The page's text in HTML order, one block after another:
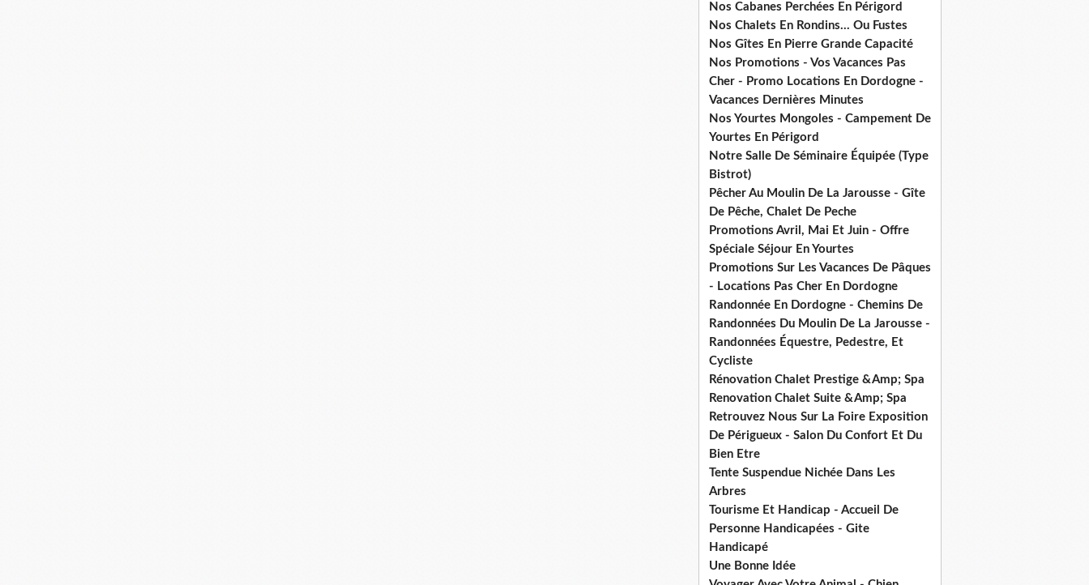
Nos Cabanes Perchées En Périgord
Nos Chalets En Rondins... Ou Fustes
Nos Gîtes En Pierre Grande Capacité
Nos Promotions - Vos Vacances Pas
Cher - Promo Locations En Dordogne -
Vacances Dernières Minutes
Nos Yourtes Mongoles - Campement De
Yourtes En Périgord
Notre Salle De Séminaire Équipée (Type
Bistrot)
Pêcher Au Moulin De La Jarousse - Gîte
De Pêche, Chalet De Peche
Promotions Avril, Mai Et Juin - Offre
Spéciale Séjour En Yourtes
Promotions Sur Les Vacances De Pâques
- Locations Pas Cher En Dordogne
Randonnée En Dordogne - Chemins De
Randonnées Du Moulin De La Jarousse -
Randonnées Équestre, Pedestre, Et
Cycliste
Rénovation Chalet Prestige &Amp; Spa
Renovation Chalet Suite &Amp; Spa
Retrouvez Nous Sur La Foire Exposition
De Périgueux - Salon Du Confort Et Du
Bien Etre
Tente Suspendue Nichée Dans Les
Arbres
Tourisme Et Handicap - Accueil De
Personne Handicapées - Gite
Handicapé
Une Bonne Idée